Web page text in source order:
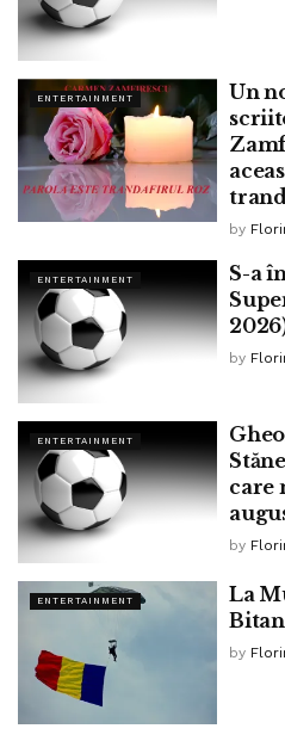
ENTERTAINMENT
Un
by
ENTERTAINMENT
S-a
by
ENTERTAINMENT
care
by
ENTERTAINMENT
La
by